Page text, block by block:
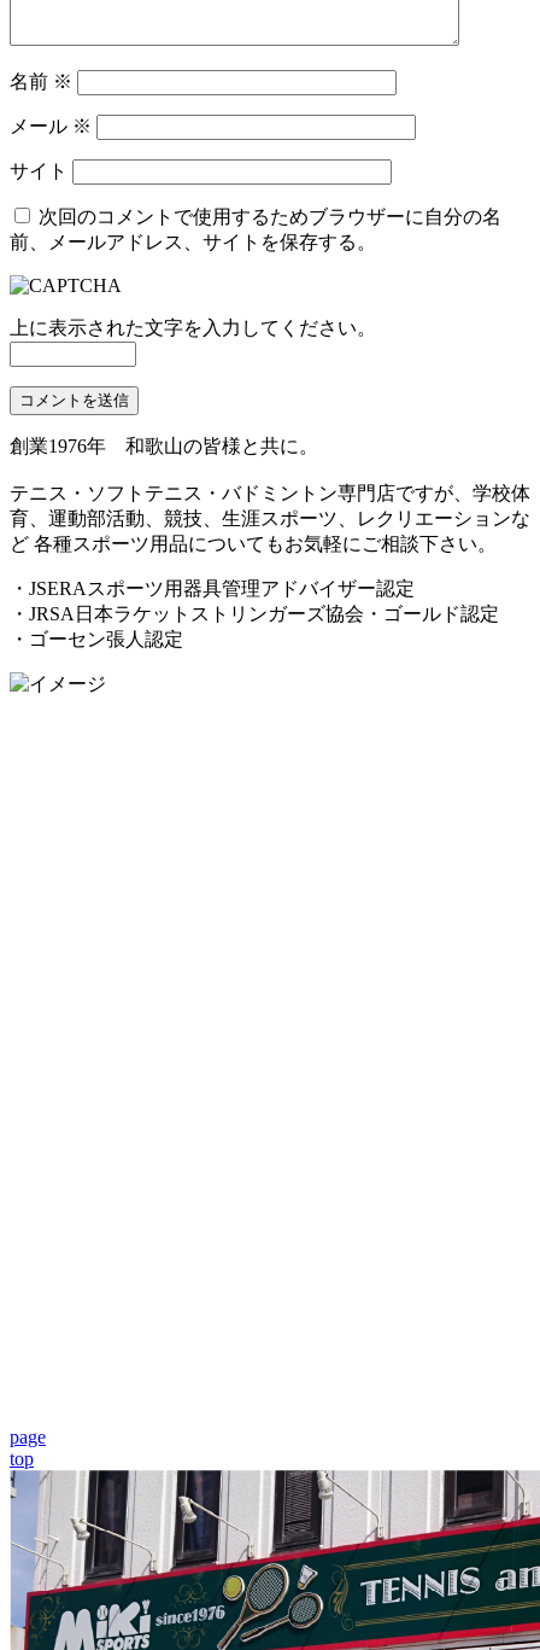
名前 ※
メール ※
サイト
次回のコメントで使用するためブラウザーに自分の名
前、メールアドレス、サイトを保存する。
上に表示された文字を入力してください。
創業1976年 和歌山の皆様と共に。
テニス・ソフトテニス・バドミントン専門店ですが、学校体
育、運動部活動、競技、生涯スポーツ、レクリエーションな
ど 各種スポーツ用品についてもお気軽にご相談下さい。
・JSERAスポーツ用器具管理アドバイザー認定
・JRSA日本ラケットストリンガーズ協会・ゴールド認定
・ゴーセン張人認定
page
top